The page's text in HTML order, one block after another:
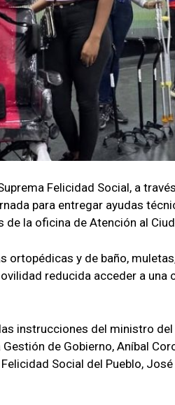
Felicidad Social, a
para entregar ayudas
la oficina de Atención al
ortopédicas y de baño,
reducida acceder a una
instrucciones del ministro del
de Gobierno, Aníbal
Social del Pueblo,